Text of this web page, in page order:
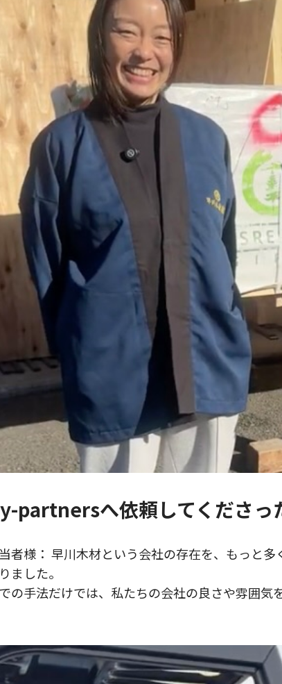
partnersへ依頼してくださっ
者様： 早川木材という会社の存在を、もっと
ました。
の手法だけでは、私たちの会社の良さや雰囲